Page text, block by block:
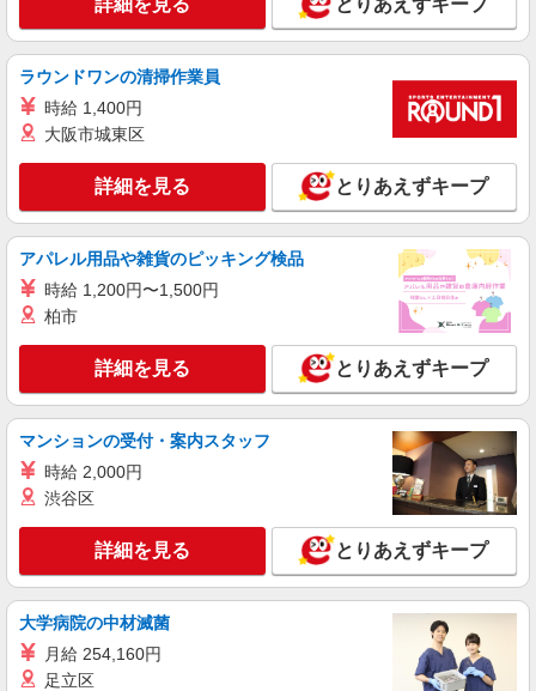
詳細を見る とりあえずキープ
ラウンドワンの清掃作業員
時給 1,400円
大阪市城東区
詳細を見る とりあえずキープ
アパレル用品や雑貨のピッキング検品
時給 1,200円〜1,500円
柏市
詳細を見る とりあえずキープ
マンションの受付・案内スタッフ
時給 2,000円
渋谷区
詳細を見る とりあえずキープ
大学病院の中材滅菌
月給 254,160円
足立区